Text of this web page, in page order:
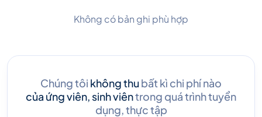
Không có bản ghi phù hợp
Chúng tôi không thubất kì chi phí nào
của ứng viên, sinh viêntrong quá trình tuyển
dụng, thực tập